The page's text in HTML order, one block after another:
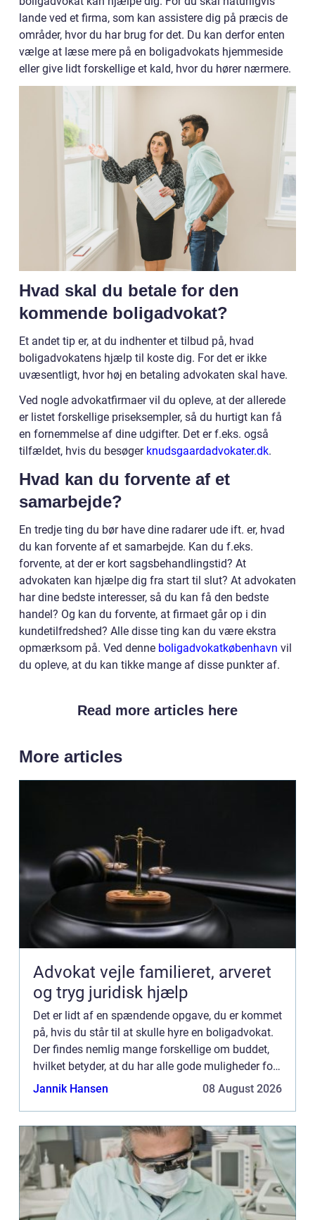
lande ved et firma, som kan assistere dig på præcis de
områder, hvor du har brug for det. Du kan derfor enten
vælge at læse mere på en boligadvokats hjemmeside
eller give lidt forskellige et kald, hvor du hører nærmere.
Hvad skal du betale for den
kommende boligadvokat?
Et andet tip er, at du indhenter et tilbud på, hvad
boligadvokatens hjælp til koste dig. For det er ikke
uvæsentligt, hvor høj en betaling advokaten skal have.
Ved nogle advokatfirmaer vil du opleve, at der allerede
er listet forskellige priseksempler, så du hurtigt kan få
en fornemmelse af dine udgifter. Det er f.eks. også
tilfældet, hvis du besøger knudsgaardadvokater.dk.
Hvad kan du forvente af et
samarbejde?
En tredje ting du bør have dine radarer ude ift. er, hvad
du kan forvente af et samarbejde. Kan du f.eks.
forvente, at der er kort sagsbehandlingstid? At
advokaten kan hjælpe dig fra start til slut? At advokaten
har dine bedste interesser, så du kan få den bedste
handel? Og kan du forvente, at firmaet går op i din
kundetilfredshed? Alle disse ting kan du være ekstra
opmærksom på. Ved denne boligadvokatkøbenhavn vil
du opleve, at du kan tikke mange af disse punkter af.
Read more articles here
More articles
Advokat vejle familieret, arveret
og tryg juridisk hjælp
Det er lidt af en spændende opgave, du er kommet
på, hvis du står til at skulle hyre en boligadvokat.
Der findes nemlig mange forskellige om buddet,
hvilket betyder, at du har alle gode muligheder for
at finde en, der er et godt match til dig. Skulle...
Jannik Hansen 08 August 2026